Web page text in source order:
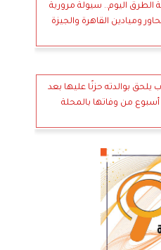
الطرق اليوم.. سيولة مرورية
وميادين القاهرة والجيزة
يلحق بوالدته حزنًا عليها بعد
أسبوع من وفاتها بالمحلة